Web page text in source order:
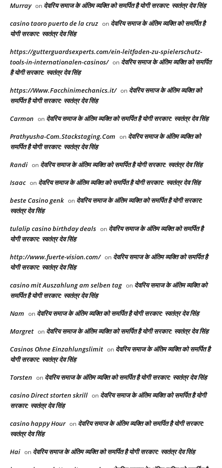
Murray on देवरिय समाज के अंतिम व्यक्ति को समर्पित है योगी सरकार: स्वतंत्र देव सिंह
casino taoro puerto de la cruz on देवरिय समाज के अंतिम व्यक्ति को समर्पित है
योगी सरकार: स्वतंत्र देव सिंह
https://gutterguardsexperts.com/ein-leitfaden-zu-spielerschutz-
tools-in-internationalen-casinos/ on देवरिय समाज के अंतिम व्यक्ति को समर्पित
है योगी सरकार: स्वतंत्र देव सिंह
https://Www.Facchinimechanics.it/ on देवरिय समाज के अंतिम व्यक्ति को
समर्पित है योगी सरकार: स्वतंत्र देव सिंह
Carmon on देवरिय समाज के अंतिम व्यक्ति को समर्पित है योगी सरकार: स्वतंत्र देव सिंह
Prathyusha-Com.Stackstaging.Com on देवरिय समाज के अंतिम व्यक्ति को
समर्पित है योगी सरकार: स्वतंत्र देव सिंह
Randi on देवरिय समाज के अंतिम व्यक्ति को समर्पित है योगी सरकार: स्वतंत्र देव सिंह
Isaac on देवरिय समाज के अंतिम व्यक्ति को समर्पित है योगी सरकार: स्वतंत्र देव सिंह
beste Casino genk on देवरिय समाज के अंतिम व्यक्ति को समर्पित है योगी सरकार:
स्वतंत्र देव सिंह
tulalip casino birthday deals on देवरिय समाज के अंतिम व्यक्ति को समर्पित है
योगी सरकार: स्वतंत्र देव सिंह
http://www.fuerte-vision.com/ on देवरिय समाज के अंतिम व्यक्ति को समर्पित है
योगी सरकार: स्वतंत्र देव सिंह
casino mit Auszahlung am selben tag on देवरिय समाज के अंतिम व्यक्ति को
समर्पित है योगी सरकार: स्वतंत्र देव सिंह
Nam on देवरिय समाज के अंतिम व्यक्ति को समर्पित है योगी सरकार: स्वतंत्र देव सिंह
Margret on देवरिय समाज के अंतिम व्यक्ति को समर्पित है योगी सरकार: स्वतंत्र देव सिंह
Casinos Ohne Einzahlungslimit on देवरिय समाज के अंतिम व्यक्ति को समर्पित है
योगी सरकार: स्वतंत्र देव सिंह
Torsten on देवरिय समाज के अंतिम व्यक्ति को समर्पित है योगी सरकार: स्वतंत्र देव सिंह
casino Direct storten skrill on देवरिय समाज के अंतिम व्यक्ति को समर्पित है योगी
सरकार: स्वतंत्र देव सिंह
casino happy Hour on देवरिय समाज के अंतिम व्यक्ति को समर्पित है योगी सरकार:
स्वतंत्र देव सिंह
Hai on देवरिय समाज के अंतिम व्यक्ति को समर्पित है योगी सरकार: स्वतंत्र देव सिंह